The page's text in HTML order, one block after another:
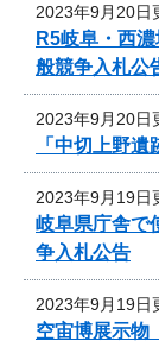
2023年9月20日
R5岐阜・西
般競争入札公
2023年9月20日
「中切上野
2023年9月19日
岐阜県庁舎で
争入札公告
2023年9月19日
空宙博展示物